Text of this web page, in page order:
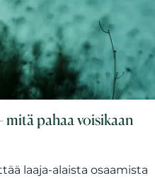
pahaa voisikaan
laaja-alaista osaamista